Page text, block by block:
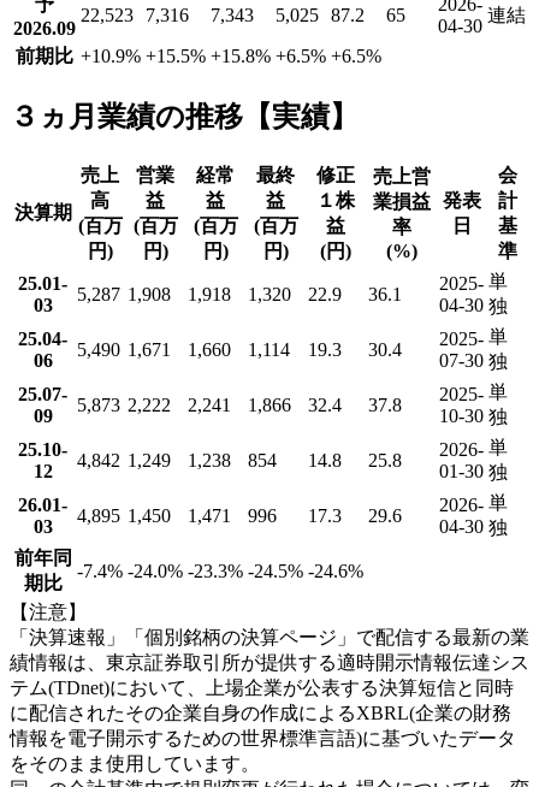
予
2026.09
22,523 7,316 7,343 5,025 87.2 65
2026-
04-30
連結
前期比 +10.9% +15.5% +15.8% +6.5% +6.5%
３ヵ月業績の推移【実績】
決算期
売上
高
(百万
円)
営業
益
(百万
円)
経常
益
(百万
円)
最終
益
(百万
円)
修正
１株
益
(円)
売上営
業損益
率
(%)
発表
日
会
計
基
準
25.01-
03
5,287 1,908 1,918 1,320 22.9 36.1
2025-
04-30
単
独
25.04-
06
5,490 1,671 1,660 1,114 19.3 30.4
2025-
07-30
単
独
25.07-
09
5,873 2,222 2,241 1,866 32.4 37.8
2025-
10-30
単
独
25.10-
12
4,842 1,249 1,238 854 14.8 25.8
2026-
01-30
単
独
26.01-
03
4,895 1,450 1,471 996 17.3 29.6
2026-
04-30
単
独
前年同
期比
-7.4% -24.0% -23.3% -24.5% -24.6%
【注意】
「決算速報」「個別銘柄の決算ページ」で配信する最新の業
績情報は、東京証券取引所が提供する適時開示情報伝達シス
テム(TDnet)において、上場企業が公表する決算短信と同時
に配信されたその企業自身の作成によるXBRL(企業の財務
情報を電子開示するための世界標準言語)に基づいたデータ
をそのまま使用しています。